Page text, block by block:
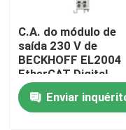
Sobre nós
Visita à fábrica
C.A. do módulo de
saída 230 V de
BECKHOFF EL2004
EtherCAT Digital
Enviar